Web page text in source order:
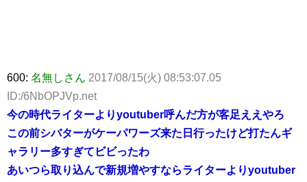
600: 名無しさん 2017/08/15(火) 08:53:07.05
ID:/6NbOPJVp.net
今の時代ライターよりyoutuber呼んだ方が客足ええやろ
この前シバターがケーパワーズ来た日行ったけど打たんギ
ャラリー多すぎてビビったわ
あいつら取り込んで新規増やすならライターよりyoutuber